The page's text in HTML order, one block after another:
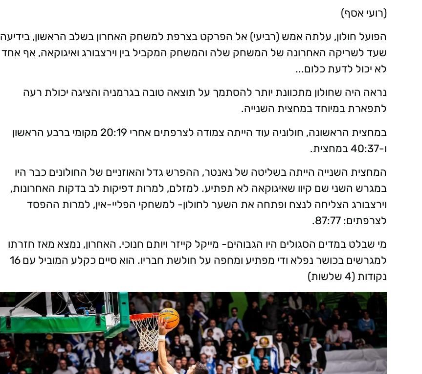
(רועי אסף)
הפועל חולון, עלתה אמש (רביעי) אל הפרקט בצרפת למשחק האחרון בשלב הראשון, בידיעה
שעד לשריקה האחרונה של המשחק שלה והמשחק המקביל בין וירצבורג ואיגוקאה, אף אחד
לא יכול לדעת כלום...
נראה היה שחולון מתכוונת יותר להסתמך על תוצאה טובה בגרמניה והציגה יכולת רעה
לתפארת במיוחד במחצית השנייה.
במחצית הראשונה, חולוניה עוד הייתה צמודה לצרפתים אחרי 20:19 מקומי ברבע הראשון
ו-40:37 במחצית.
המחצית השנייה הייתה בשליטה של נאנטר, ההפרש גדל והאוזניים של החולונים כבר היו
במגרש השני שם קיוו שאיגוקאה לא תפתיע. למזלם, למרות דפיקות לב בדקות האחרונות,
וירצבורג הצליחה לנצח ופתחה את השער לחולון- למשחקי הפליי-אין, למרות ההפסד
לצרפתים: 87:77.
מי שבלט במדים הסגולים היו הגבוהים- מייקל קייזר ויותם חנוכי. האחרון, נמצא מאז חזרתו
למגרשים בכושר נפלא ודי מפתיע ומחפה על חולשת חבריו. הוא סיים כקלע המוביל עם 16
נקודות (4 שלשות)